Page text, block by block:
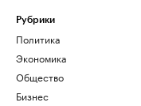
Рубрики
Политика
Экономика
Общество
Бизнес